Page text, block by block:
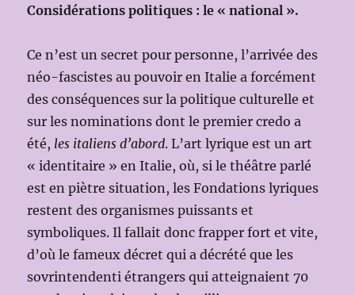
Considérations politiques : le « national ».
Ce n’est un secret pour personne, l’arrivée des
néo-fascistes au pouvoir en Italie a forcément
des conséquences sur la politique culturelle et
sur les nominations dont le premier credo a
été, les italiens d’abord. L’art lyrique est un art
« identitaire » en Italie, où, si le théâtre parlé
est en piètre situation, les Fondations lyriques
restent des organismes puissants et
symboliques. Il fallait donc frapper fort et vite,
d’où le fameux décret qui a décrété que les
sovrintendenti étrangers qui atteignaient 70